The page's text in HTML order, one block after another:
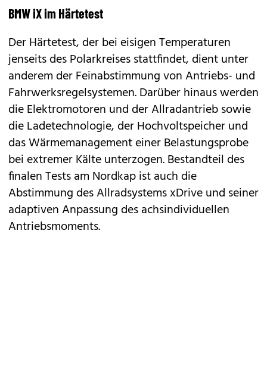
BMW iX im Härtetest
Der Härtetest, der bei eisigen Temperaturen
jenseits des Polarkreises stattfindet, dient unter
anderem der Feinabstimmung von Antriebs- und
Fahrwerksregelsystemen. Darüber hinaus werden
die Elektromotoren und der Allradantrieb sowie
die Ladetechnologie, der Hochvoltspeicher und
das Wärmemanagement einer Belastungsprobe
bei extremer Kälte unterzogen. Bestandteil des
finalen Tests am Nordkap ist auch die
Abstimmung des Allradsystems xDrive und seiner
adaptiven Anpassung des achsindividuellen
Antriebsmoments.